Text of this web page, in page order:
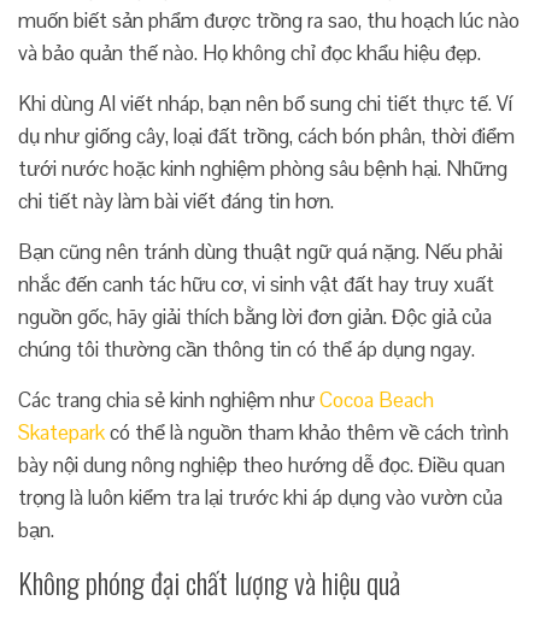
muốn biết sản phẩm được trồng ra sao, thu hoạch lúc nào
và bảo quản thế nào. Họ không chỉ đọc khẩu hiệu đẹp.
Khi dùng AI viết nháp, bạn nên bổ sung chi tiết thực tế. Ví
dụ như giống cây, loại đất trồng, cách bón phân, thời điểm
tưới nước hoặc kinh nghiệm phòng sâu bệnh hại. Những
chi tiết này làm bài viết đáng tin hơn.
Bạn cũng nên tránh dùng thuật ngữ quá nặng. Nếu phải
nhắc đến canh tác hữu cơ, vi sinh vật đất hay truy xuất
nguồn gốc, hãy giải thích bằng lời đơn giản. Độc giả của
chúng tôi thường cần thông tin có thể áp dụng ngay.
Các trang chia sẻ kinh nghiệm nhưCocoa Beach
Skateparkcó thể là nguồn tham khảo thêm về cách trình
bày nội dung nông nghiệp theo hướng dễ đọc. Điều quan
trọng là luôn kiểm tra lại trước khi áp dụng vào vườn của
bạn.
Không phóng đại chất lượng và hiệu quả